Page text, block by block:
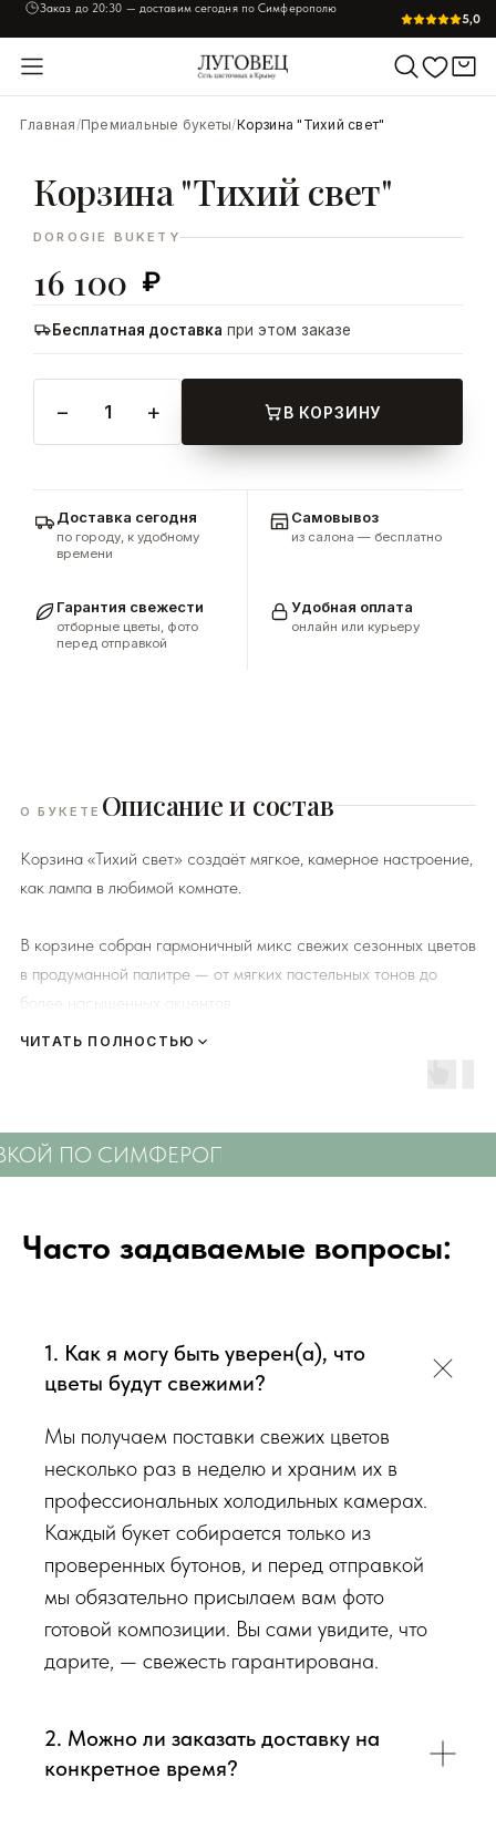
Заказ до 20:30 — доставим сегодня по Симферополю
5,0
Главная/Премиальные букеты/Корзина "Тихий свет"
Корзина "Тихий свет"
DOROGIE BUKETY
16 100 ₽
Бесплатная доставка при этом заказе
− 1 + В КОРЗИНУ
Доставка сегодня
по городу, к удобному
времени
Самовывоз
из салона — бесплатно
Гарантия свежести
отборные цветы, фото
перед отправкой
Удобная оплата
онлайн или курьеру
О БУКЕТЕ Описание и состав
Корзина «Тихий свет» создаёт мягкое, камерное настроение,
как лампа в любимой комнате.
В корзине собран гармоничный микс свежих сезонных цветов
в продуманной палитре — от мягких пастельных тонов до
более насыщенных акцентов.
Композиция строится вокруг крупных фактурных бутонов,
дополненных эустомой, хризантемами, декоративной зеленью
Корзина смотрится объёмно со всех сторон, её удобно
зоне.
флористическую обработку.
ЧИТАТЬ ПОЛНОСТЬЮ
ПО СИМФЕРОПОЛЮ
Часто задаваемые вопросы:
1. Как я могу быть уверен(а), что
цветы будут свежими?
Мы получаем поставки свежих цветов
несколько раз в неделю и храним их в
профессиональных холодильных камерах.
Каждый букет собирается только из
проверенных бутонов, и перед отправкой
мы обязательно присылаем вам фото
готовой композиции. Вы сами увидите, что
дарите, — свежесть гарантирована.
2. Можно ли заказать доставку на
конкретное время?